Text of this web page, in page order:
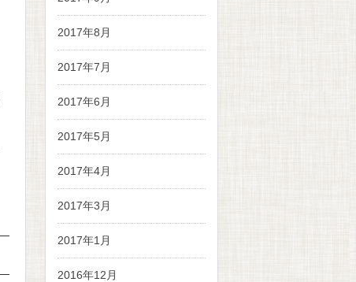
2017年8月
2017年7月
2017年6月
2017年5月
2017年4月
2017年3月
2017年1月
2016年12月